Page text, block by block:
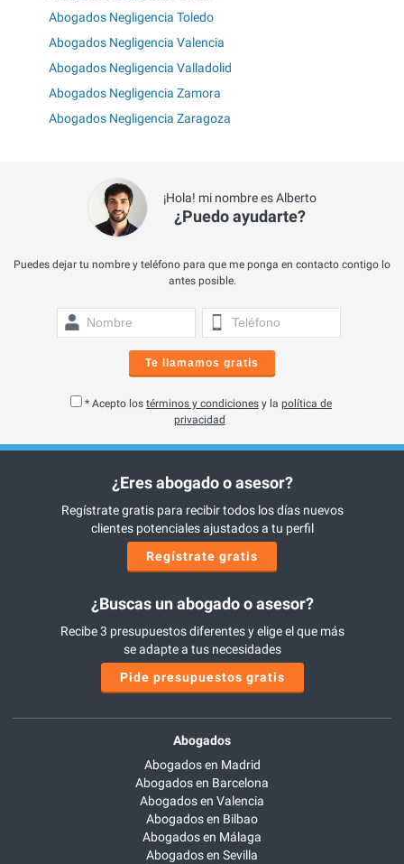
Abogados Negligencia Toledo
Abogados Negligencia Valencia
Abogados Negligencia Valladolid
Abogados Negligencia Zamora
Abogados Negligencia Zaragoza
¡Hola! mi nombre es Alberto
¿Puedo ayudarte?
Puedes dejar tu nombre y teléfono para que me ponga en contacto contigo lo
antes posible.
Te llamamos gratis
* Acepto los términos y condiciones y la política de
privacidad
¿Eres abogado o asesor?
Regístrate gratis para recibir todos los días nuevos
clientes potenciales ajustados a tu perfil
Regístrate gratis
¿Buscas un abogado o asesor?
Recibe 3 presupuestos diferentes y elige el que más
se adapte a tus necesidades
Pide presupuestos gratis
Abogados
Abogados en Madrid
Abogados en Barcelona
Abogados en Valencia
Abogados en Bilbao
Abogados en Málaga
Abogados en Sevilla